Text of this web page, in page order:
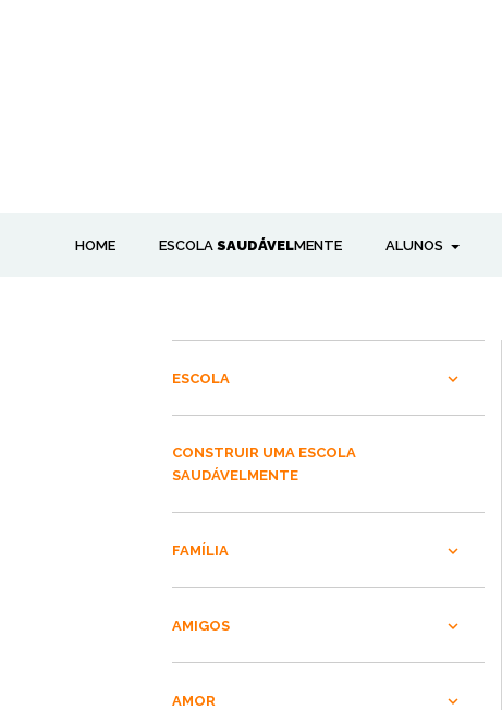
HOME ESCOLASAUDÁVELMENTE ALUNOS
ESCOLA
CONSTRUIR UMA ESCOLA
SAUDÁVELMENTE
FAMÍLIA
AMIGOS
AMOR